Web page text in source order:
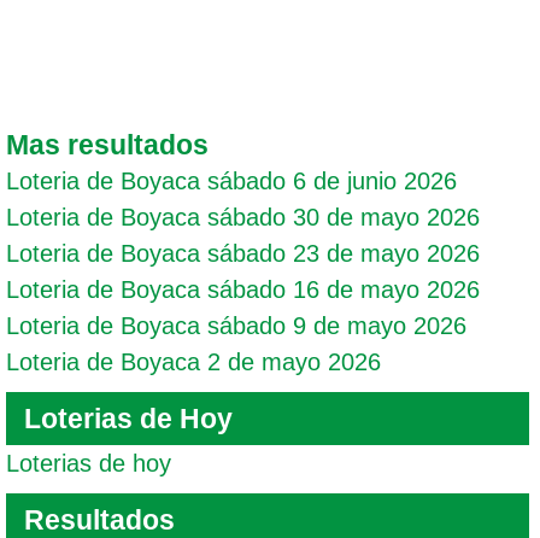
Mas resultados
Loteria de Boyaca sábado 6 de junio 2026
Loteria de Boyaca sábado 30 de mayo 2026
Loteria de Boyaca sábado 23 de mayo 2026
Loteria de Boyaca sábado 16 de mayo 2026
Loteria de Boyaca sábado 9 de mayo 2026
Loteria de Boyaca 2 de mayo 2026
Loterias de Hoy
Loterias de hoy
Resultados